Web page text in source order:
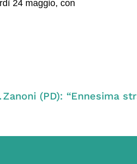
24 maggio, con
climatici”